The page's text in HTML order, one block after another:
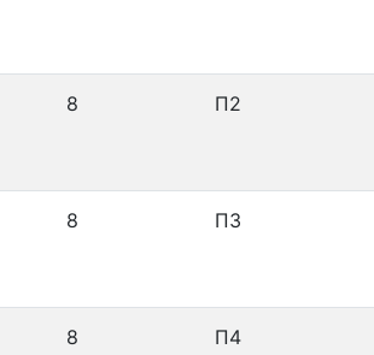
8 П2
8 П3
8 П4